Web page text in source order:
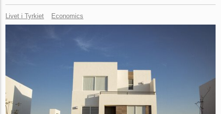
Livet i Tyrkiet Economics